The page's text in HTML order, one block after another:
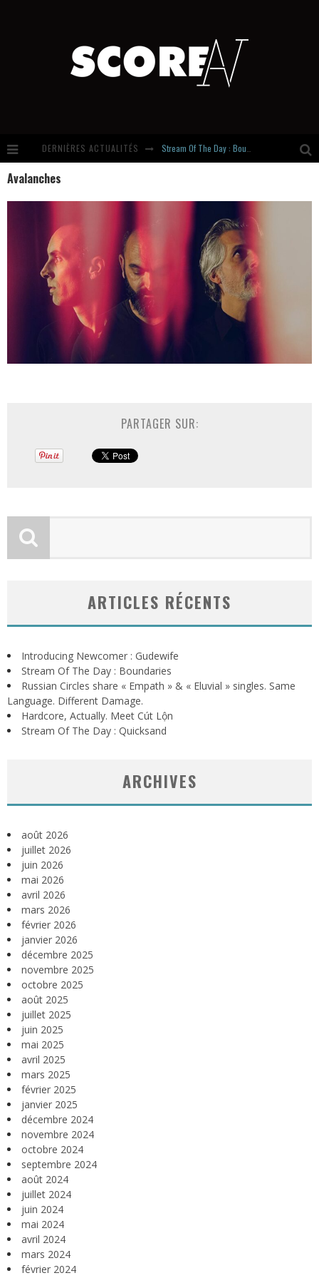
DERNIÈRES ACTUALITÉS
Hardcore, Actually. Meet Cút Lộn
Avalanches
PARTAGER SUR:
ARTICLES RÉCENTS
Introducing Newcomer : Gudewife
Stream Of The Day : Boundaries
Russian Circles share « Empath » & « Eluvial » singles. Same
Language. Different Damage.
Hardcore, Actually. Meet Cút Lộn
Stream Of The Day : Quicksand
ARCHIVES
août 2026
juillet 2026
juin 2026
mai 2026
avril 2026
mars 2026
février 2026
janvier 2026
décembre 2025
novembre 2025
octobre 2025
août 2025
juillet 2025
juin 2025
mai 2025
avril 2025
mars 2025
février 2025
janvier 2025
décembre 2024
novembre 2024
octobre 2024
septembre 2024
août 2024
juillet 2024
juin 2024
mai 2024
avril 2024
mars 2024
février 2024